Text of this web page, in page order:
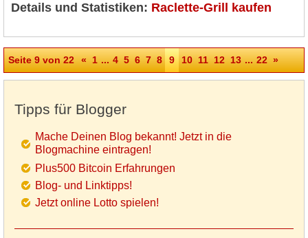
Details und Statistiken: Raclette-Grill kaufen
Seite 9 von 22 « 1 ... 4 5 6 7 8 9 10 11 12 13 ... 22 »
Tipps für Blogger
Mache Deinen Blog bekannt! Jetzt in die
Blogmachine eintragen!
Plus500 Bitcoin Erfahrungen
Blog- und Linktipps!
Jetzt online Lotto spielen!